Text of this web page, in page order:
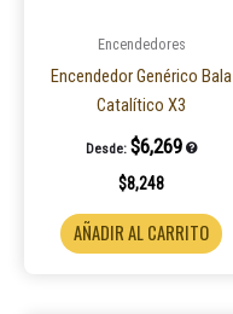
Encendedores
Encendedor Genérico Bala
Catalítico X3
Desde: $6,269
$8,248
AÑADIR AL CARRITO